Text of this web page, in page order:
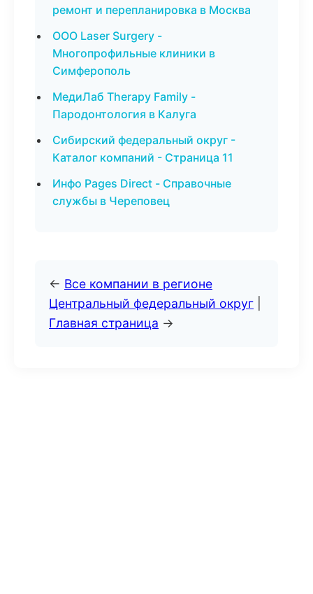
ремонт и перепланировка в Москва
ООО Laser Surgery -
Многопрофильные клиники в
Симферополь
МедиЛаб Therapy Family -
Пародонтология в Калуга
Сибирский федеральный округ -
Каталог компаний - Страница 11
Инфо Pages Direct - Справочные
службы в Череповец
← Все компании в регионе
Центральный федеральный округ
Главная страница →